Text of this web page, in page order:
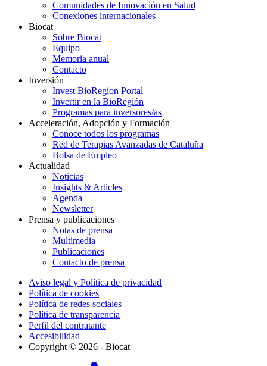
Comunidades de Innovación en Salud
Conexiones internacionales
Biocat
Sobre Biocat
Equipo
Memoria anual
Contacto
Inversión
Invest BioRegion Portal
Invertir en la BioRegión
Programas para inversores/as
Acceleración, Adopción y Formación
Conoce todos los programas
Red de Terapias Avanzadas de Cataluña
Bolsa de Empleo
Actualidad
Noticias
Insights & Articles
Agenda
Newsletter
Prensa y publicaciones
Notas de prensa
Multimedia
Publicaciones
Contacto de prensa
Aviso legal y Política de privacidad
Política de cookies
Política de redes sociales
Política de transparencia
Perfil del contratante
Accesibilidad
Copyright © 2026 - Biocat